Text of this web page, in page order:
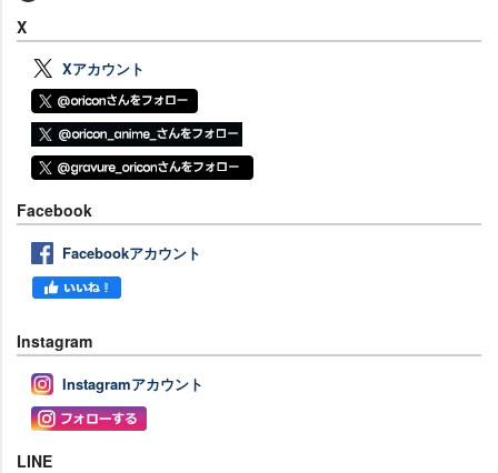
X
Xアカウント
Facebook
Facebookアカウント
Instagram
Instagramアカウント
LINE